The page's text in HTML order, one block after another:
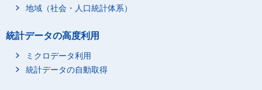
地域（社会・人口統計体系）
統計データの高度利用
ミクロデータ利用
統計データの自動取得